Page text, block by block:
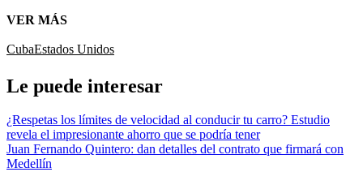
VER MÁS
CubaEstados Unidos
Le puede interesar
¿Respetas los límites de velocidad al conducir tu carro? Estudio
revela el impresionante ahorro que se podría tener
Juan Fernando Quintero: dan detalles del contrato que firmará con
Medellín